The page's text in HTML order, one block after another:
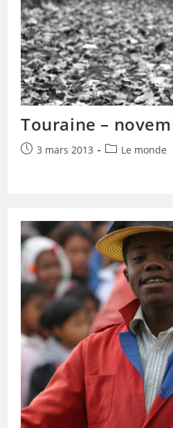
Touraine –
Publication
3 mars 2013
PostLe monde